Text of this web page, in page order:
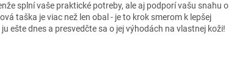
splní vaše praktické potreby, ale aj podporí vašu snahu o
taška je viac než len obal - je to krok smerom k lepšej
ešte dnes a presvedčte sa o jej výhodách na vlastnej koži!